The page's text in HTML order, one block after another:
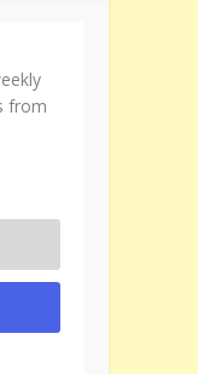
from